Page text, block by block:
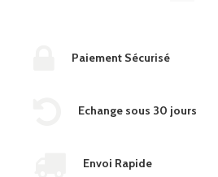
Paiement Sécurisé
Echange sous 30 jours
Envoi Rapide